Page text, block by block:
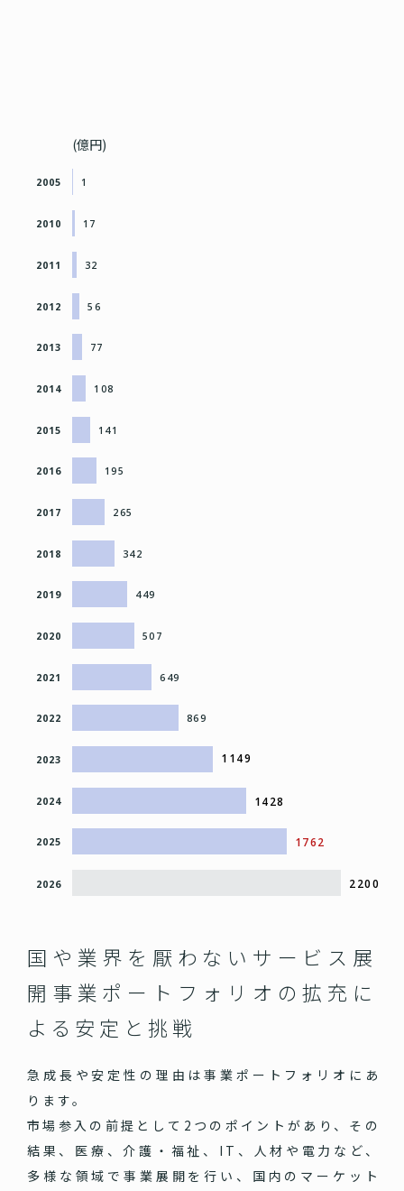
(億円)
1
2005
17
2010
32
2011
56
2012
77
2013
108
2014
141
2015
195
2016
265
2017
342
2018
449
2019
507
2020
649
2021
869
2022
1149
2023
1428
2024
1762
2025
2200
2026
国や業界を厭わないサービス展
開 事業ポートフォリオの拡充に
よる安定と挑戦
急成長や安定性の理由は事業ポートフォリオにあ
ります。
市場参入の前提として2つのポイントがあり、その
結果、医療、介護・福祉、IT、人材や電力など、
多様な領域で事業展開を行い、国内のマーケット